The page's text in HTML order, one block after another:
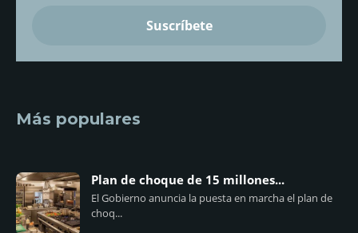
Más populares
Plan de choque de 15 millones...
El Gobierno anuncia la puesta en marcha el plan de
choq...